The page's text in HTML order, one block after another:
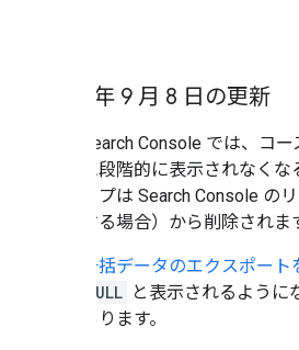
2025 年 9 月 8 日の更新
Search Console では、コ
に段階的に表示されなく
イプは Search Console の
する場合）から削除されま
一括データのエクスポー
NULL と表示されるように
あります。